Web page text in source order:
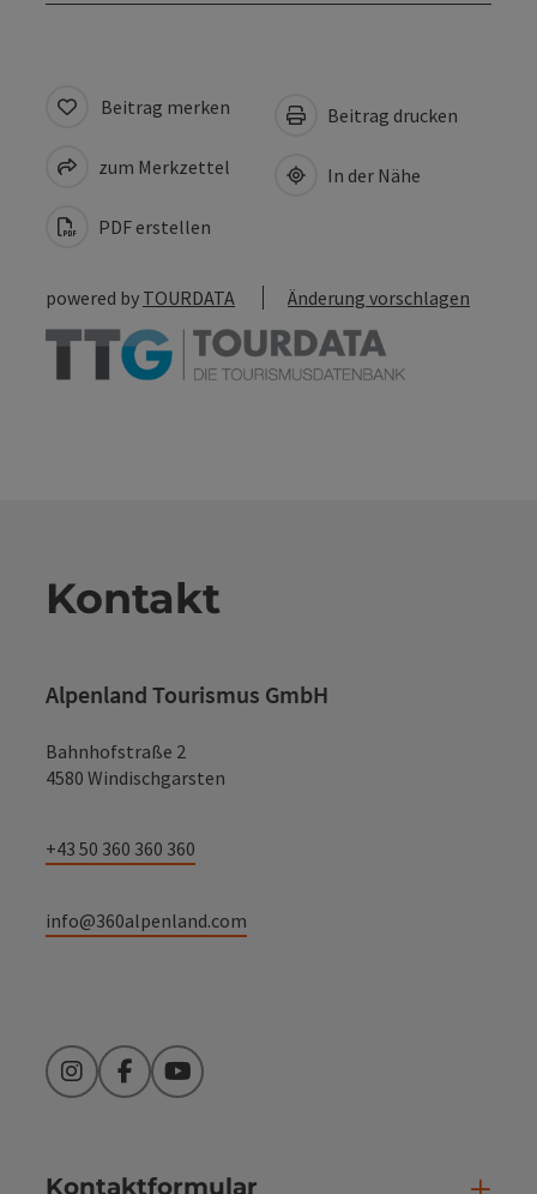
Beitrag merken
zum Merkzettel
PDF erstellen
Beitrag drucken
In der Nähe
powered by TOURDATA Änderung vorschlagen
Kontakt
Alpenland Tourismus GmbH
Bahnhofstraße 2
4580 Windischgarsten
+43 50 360 360 360
info@360alpenland.com
InstagramFacebookYouTube
Kontaktformular